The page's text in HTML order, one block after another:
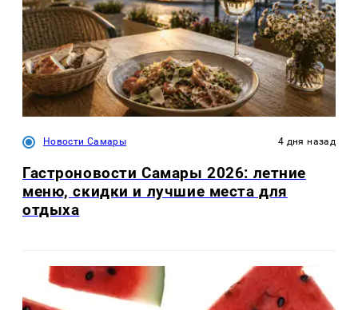
Новости Самары 4 дня назад
Гастроновости Самары 2026: летние
меню, скидки и лучшие места для
отдыха